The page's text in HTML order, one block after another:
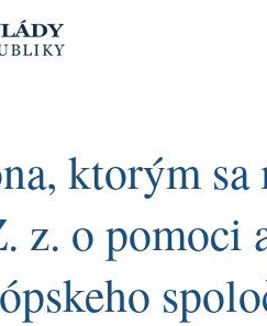
ktorým
z. o pomoci